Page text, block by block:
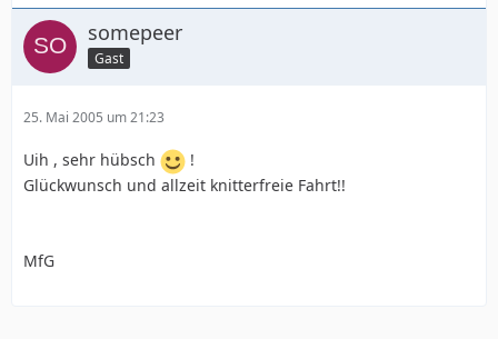
somepeer
Gast
25. Mai 2005 um 21:23
Uih , sehr hübsch
!
Glückwunsch und allzeit knitterfreie Fahrt!!
MfG